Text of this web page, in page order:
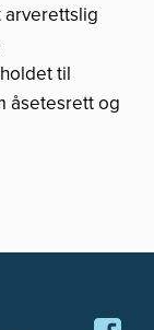
til
åsetesrett og